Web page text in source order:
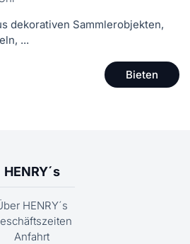
dekorativen Sammlerobjekten,
...
Bieten
HENRY´s
HENRY´s
Anfahrt